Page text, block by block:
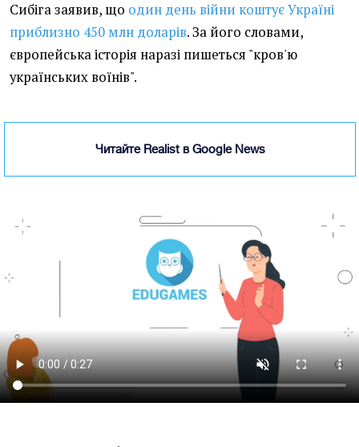
Сибіга заявив, що один день війни коштує Україні
приблизно 450 млн доларів. За його словами,
європейська історія наразі пишеться "кров'ю
українських воїнів".
Читайте Realist в Google News